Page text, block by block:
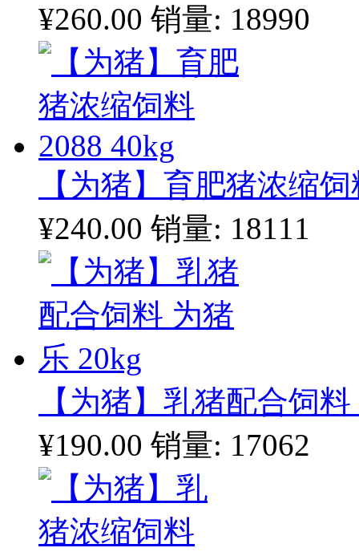
¥260.00 销量: 18990
【为猪】育肥猪浓缩
¥240.00 销量: 18111
【为猪】乳猪配合饲
¥190.00 销量: 17062